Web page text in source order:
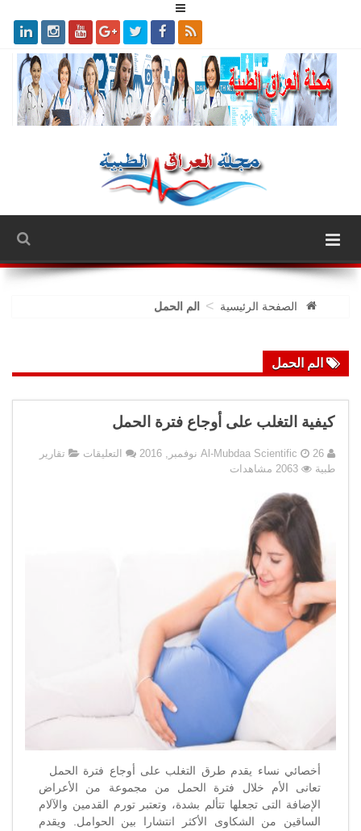
الصفحة الرئيسية > الم الحمل
الم الحمل
كيفية التغلب على أوجاع فترة الحمل
Al-Mubdaa Scientific 26 نوفمبر, 2016 التعليقات علىتقارير
طبية
2063 مشاهدات
أخصائي نساء يقدم طرق التغلب على أوجاع فترة الحمل
تعانى الأم خلال فترة الحمل من مجموعة من الأعراض
الإضافة التى تجعلها تتألم بشدة، وتعتبر تورم القدمين والآلام
الساقين من الشكاوى الأكثر انتشارا بين الحوامل. ويقدم